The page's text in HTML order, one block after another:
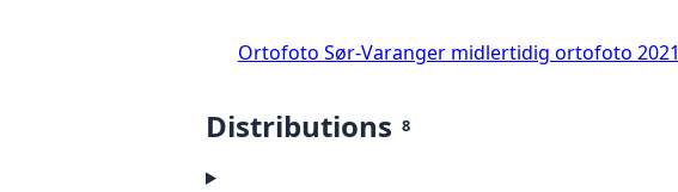
Ortofoto Sør-Varanger midlertidig ortofoto 2021
Distributions 8